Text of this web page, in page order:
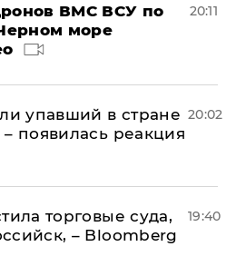
ВМС ВСУ по
море
20:11
упавший в стране
появилась реакция
20:02
торговые суда,
– Bloomberg
19:40